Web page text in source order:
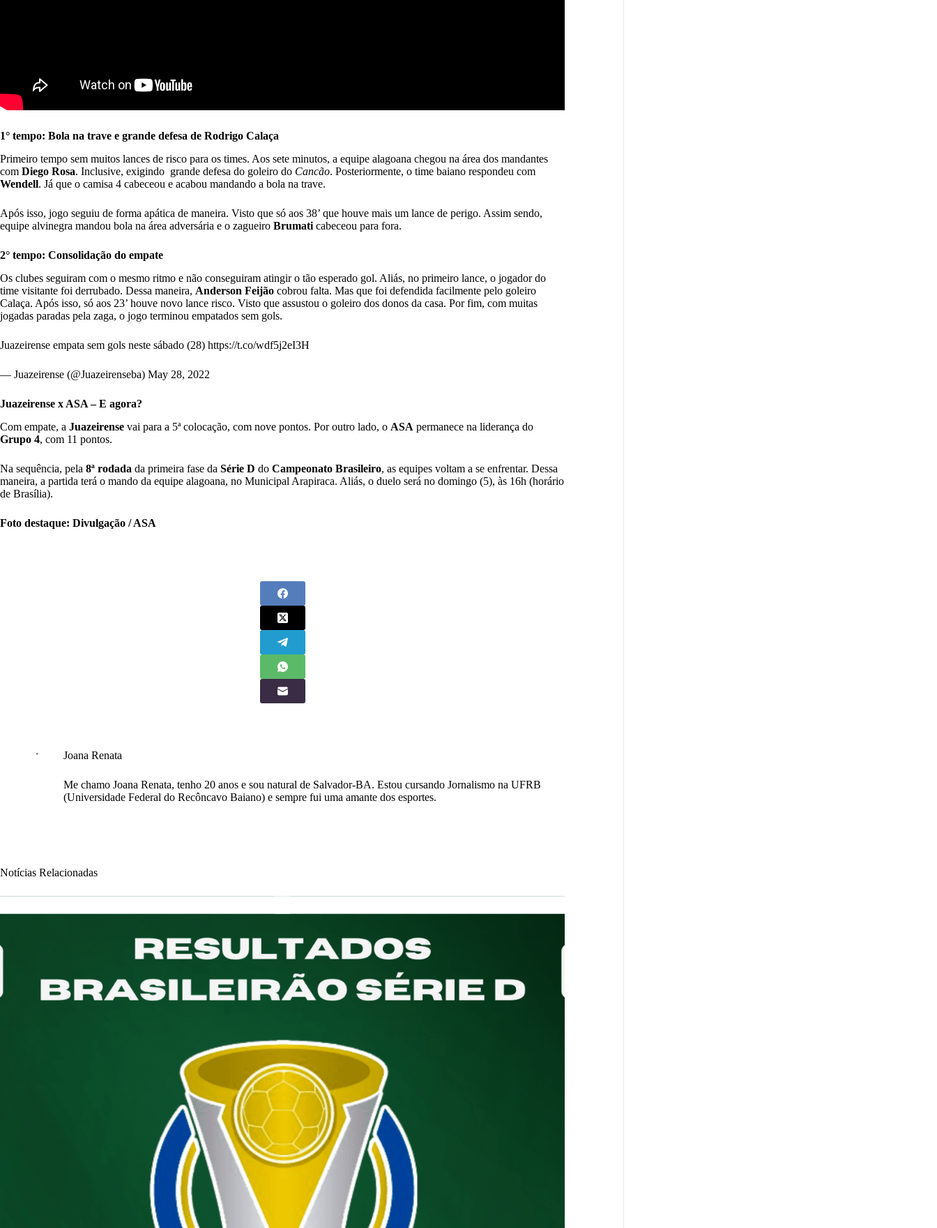
1° tempo: Bola na trave e grande defesa de Rodrigo Calaça
Primeiro tempo sem muitos lances de risco para os times. Aos sete minutos, a equipe alagoana chegou na área dos mandantes
com Diego Rosa. Inclusive, exigindo grande defesa do goleiro do Cancão. Posteriormente, o time baiano respondeu com
Wendell. Já que o camisa 4 cabeceou e acabou mandando a bola na trave.
Após isso, jogo seguiu de forma apática de maneira. Visto que só aos 38’ que houve mais um lance de perigo. Assim sendo,
equipe alvinegra mandou bola na área adversária e o zagueiro Brumati cabeceou para fora.
2° tempo: Consolidação do empate
Os clubes seguiram com o mesmo ritmo e não conseguiram atingir o tão esperado gol. Aliás, no primeiro lance, o jogador do
time visitante foi derrubado. Dessa maneira, Anderson Feijão cobrou falta. Mas que foi defendida facilmente pelo goleiro
Calaça. Após isso, só aos 23’ houve novo lance risco. Visto que assustou o goleiro dos donos da casa. Por fim, com muitas
jogadas paradas pela zaga, o jogo terminou empatados sem gols.
Juazeirense empata sem gols neste sábado (28) https://t.co/wdf5j2eI3H
— Juazeirense (@Juazeirenseba) May 28, 2022
Juazeirense x ASA – E agora?
Com empate, a Juazeirense vai para a 5ª colocação, com nove pontos. Por outro lado, o ASA permanece na liderança do
Grupo 4, com 11 pontos.
Na sequência, pela 8ª rodada da primeira fase da Série D do Campeonato Brasileiro, as equipes voltam a se enfrentar. Dessa
maneira, a partida terá o mando da equipe alagoana, no Municipal Arapiraca. Aliás, o duelo será no domingo (5), às 16h (horário
de Brasília).
Foto destaque: Divulgação / ASA
Joana Renata
Me chamo Joana Renata, tenho 20 anos e sou natural de Salvador-BA. Estou cursando Jornalismo na UFRB
(Universidade Federal do Recôncavo Baiano) e sempre fui uma amante dos esportes.
Notícias Relacionadas